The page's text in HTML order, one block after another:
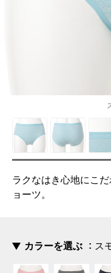
ラクなはき心地にこ
ョーツ。
カラーを選ぶ ス